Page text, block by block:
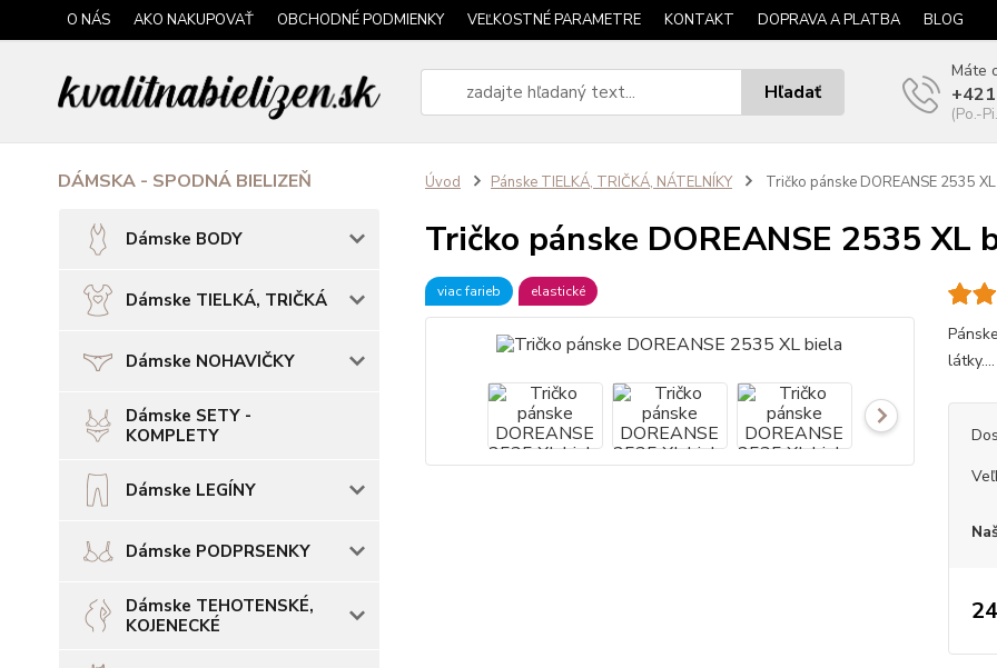
O NÁS AKO NAKUPOVAŤ OBCHODNÉ PODMIENKY VEĽKOSTNÉ PARAMETRE KONTAKT DOPRAVA A PLATBA BLOG
Hľadať
Máte
(Po.-
DÁMSKA - SPODNÁ BIELIZEŇ
Dámske BODY
Dámske TIELKÁ, TRIČKÁ
Dámske NOHAVIČKY
Dámske SETY -
KOMPLETY
Dámske LEGÍNY
Dámske PODPRSENKY
Dámske TEHOTENSKÉ,
KOJENECKÉ
Úvod Pánske TIELKÁ, TRIČKÁ, NÁTELNÍKY Tričko pánske DOREANSE 2535
Tričko pánske DOREANSE 2535 XL
viac farieb elastické
látky....